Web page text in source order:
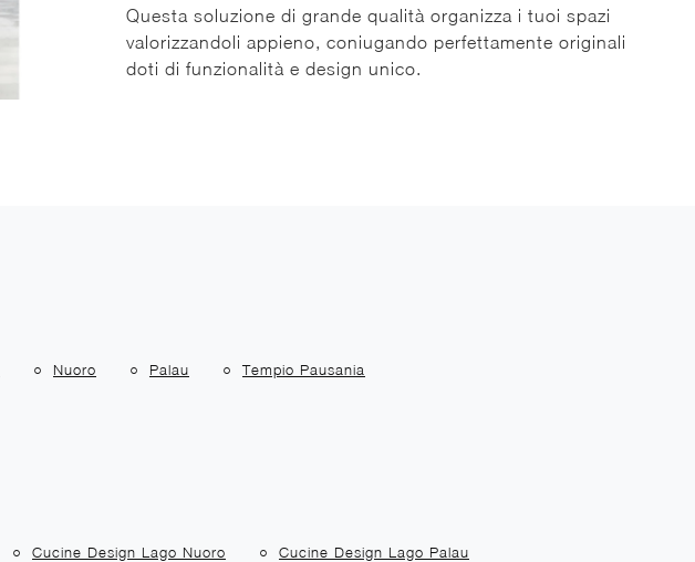
Questa soluzione di grande qualità organizza i tuoi spazi
valorizzandoli appieno, coniugando perfettamente originali
doti di funzionalità e design unico.
Nuoro Palau Tempio Pausania
Cucine Design Lago Nuoro Cucine Design Lago Palau